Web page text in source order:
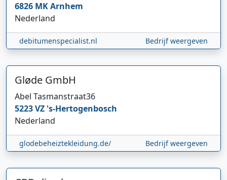
6826 MKArnhem
Nederland
debitumenspecialist.nl Bedrijf weergeven
Gløde GmbH
Abel Tasmanstraat36
5223 VZ 's-Hertogenbosch
Nederland
glodebeheiztekleidung.de/ Bedrijf weergeven